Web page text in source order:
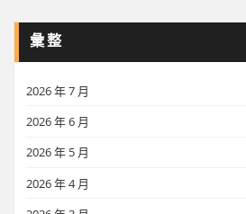
彙整
2026 年 7 月
2026 年 6 月
2026 年 5 月
2026 年 4 月